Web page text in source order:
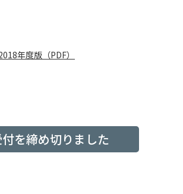
年度版（PDF）
を締め切りました